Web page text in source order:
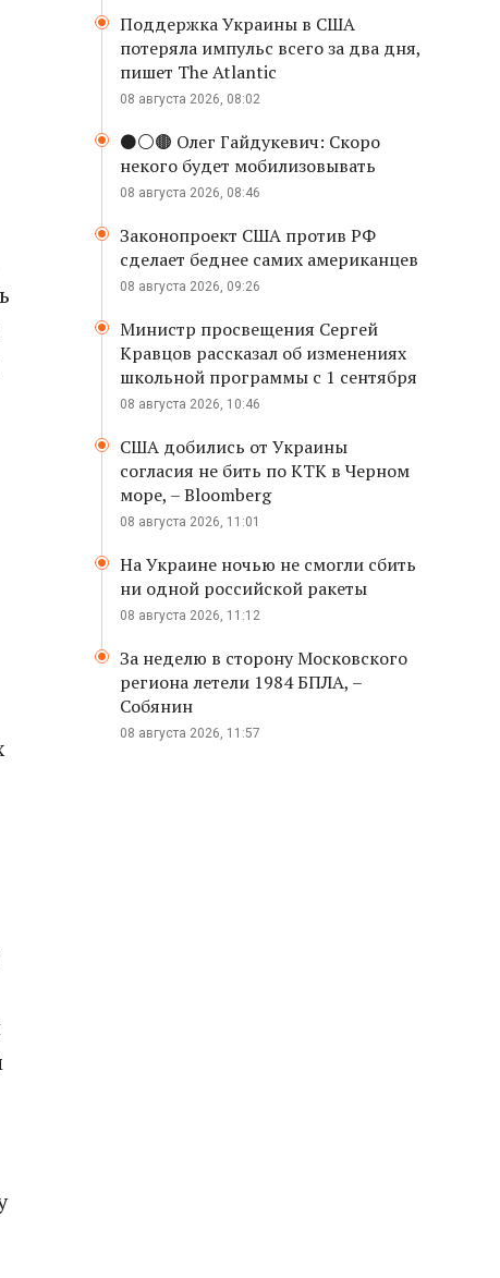
Поддержка Украины в США
потеряла импульс всего за два дня,
пишет The Atlantic
08 августа 2026, 08:02
⚫️⚪️🟤 Олег Гайдукевич: Скоро
некого будет мобилизовывать
08 августа 2026, 08:46
Законопроект США против РФ
сделает беднее самих американцев
08 августа 2026, 09:26
Министр просвещения Сергей
Кравцов рассказал об изменениях
школьной программы с 1 сентября
08 августа 2026, 10:46
США добились от Украины
согласия не бить по КТК в Черном
море, – Bloomberg
08 августа 2026, 11:01
На Украине ночью не смогли сбить
ни одной российской ракеты
08 августа 2026, 11:12
За неделю в сторону Московского
региона летели 1984 БПЛА, –
Собянин
08 августа 2026, 11:57